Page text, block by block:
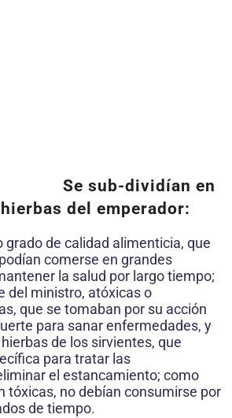
Se sub-dividían en
del emperador:
grado de calidad alimenticia, que
comerse en grandes
la salud por largo tiempo;
del ministro, atóxicas o
que se tomaban por su acción
para sanar enfermedades, y
de los sirvientes, que
para tratar las
el estancamiento; como
tóxicas, no debían consumirse por
de tiempo.